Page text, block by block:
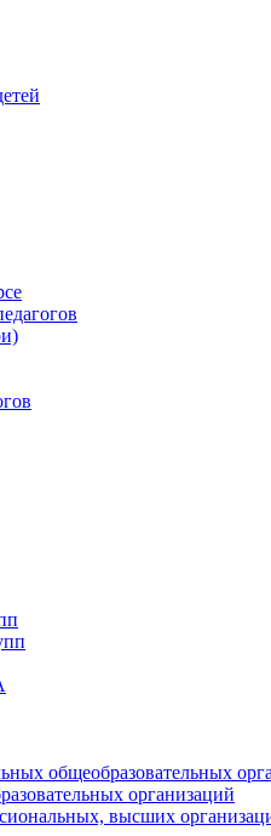
общеобразовательных
организаций
высших